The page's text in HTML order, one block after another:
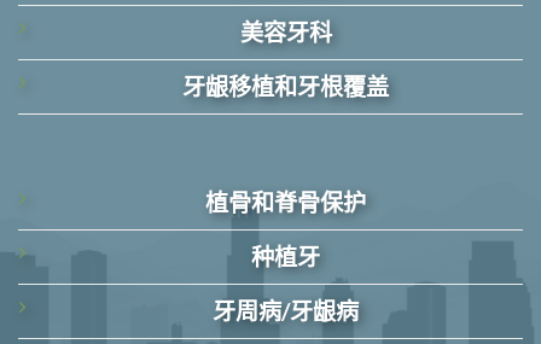
美容牙科
牙龈移植和牙根覆盖
植骨和脊骨保护
种植牙
牙周病/牙龈病